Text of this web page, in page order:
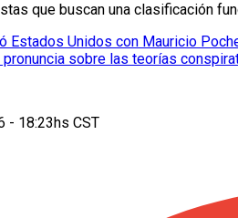
que buscan una clasificación
Estados Unidos con Mauricio
sobre las teorías
- 18:23hs CST